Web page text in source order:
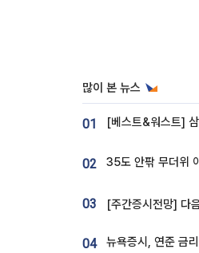
많이 본 뉴스
01
02
03
04